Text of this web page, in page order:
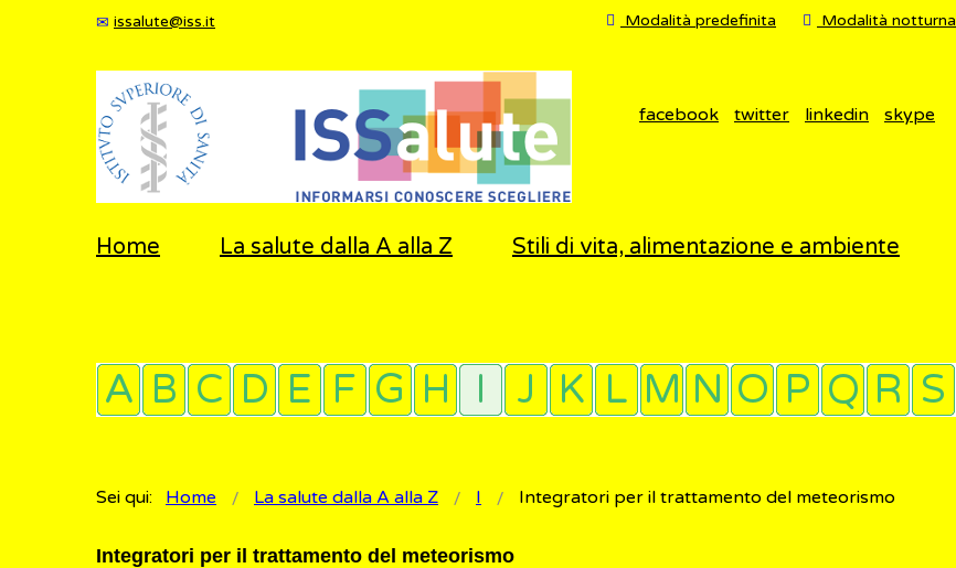
issalute@iss.it Modalità predefinita Modalità notturna
facebook twitter linkedin skype
Home La salute dalla A alla Z Stili di vita, alimentazione e ambiente
Sei qui: Home La salute dalla A alla Z I Integratori per il trattamento del meteorismo
Integratori per il trattamento del meteorismo